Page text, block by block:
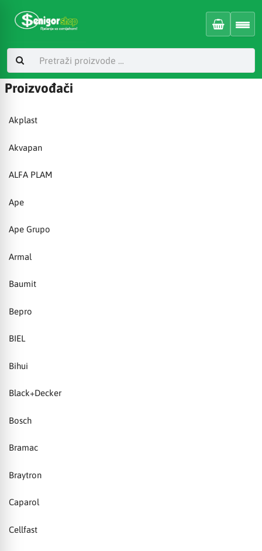
Proizvođači
Akplast
Akvapan
ALFA PLAM
Ape
Ape Grupo
Armal
Baumit
Bepro
BIEL
Bihui
Black+Decker
Bosch
Bramac
Braytron
Caparol
Cellfast